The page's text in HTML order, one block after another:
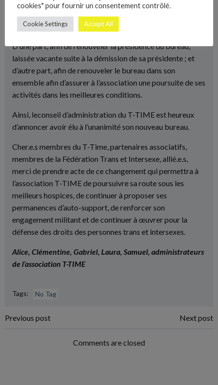
TIME
D’une part, afin de renouveler la présidence du bureau,
laissée vacante suite à la démission de sa présidente ; et
d’autre part, afin de renouveler le bureau dans son
ensemble afin d’assurer à l’association une poursuite de ses
activités dans les meilleures conditions.
Ainsi, leconseil d’administration du T-TIME est heureux
d’annoncer avoir élu à l’unanimité son nouveau bureau.
Cher.e.s membres du T-Time, partenaires associatifs,
membres de la Fédération Trans et Intersexe, allié.e.s,
merci de prendre acte de ce changement qui permettra à
l’association T-TIME de poursuivre sa route sous les
meilleurs hospices, de continuer à proposer ses
permanences d’auto-support, de renforcer son
engagement militant et de continuer à œuvrer pour la
défense des droits des personnes trans et intersexes.
Alice, Clémentine, Gabriel, Laura, Samuel, administrateurs
de l’association T-TIME
Tags: No Tag
Post
navigation
Previous post
navigation
Next post
Comments are closed
cookies" pour fournir un consentement contrôlé.
Cookie Settings Accept All